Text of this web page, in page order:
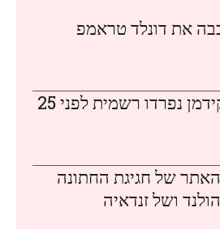
את דונלד טראמפ
טום קרוז וניקול קידמן נפרדו רשמית לפני 25
של חגיגת החתונה
ושל זנדאיה